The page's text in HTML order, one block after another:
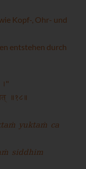
Kopf-, Ohr- und
entstehen durch
॥१८॥
yuktaṁ ca
siddhim